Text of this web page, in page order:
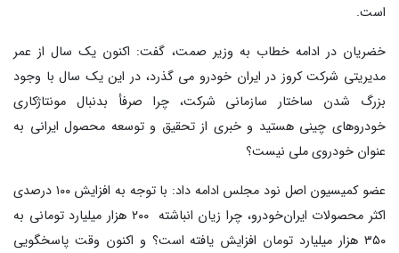
است.
خضریان در ادامه خطاب به وزیر صمت، گفت: اکنون یک سال از عمر
مدیریتی شرکت کروز در ایران خودرو می گذرد، در این یک سال با وجود
بزرگ شدن ساختار سازمانی شرکت، چرا صرفأ بدنبال مونتاژکاری
خودروهای چینی هستید و خبری از تحقیق و توسعه محصول ایرانی به
عنوان خودروی ملی نیست؟
عضو کمیسیون اصل نود مجلس ادامه داد: با توجه به افزایش ۱۰۰ درصدی
اکثر محصولات ایران‌خودرو، چرا زیان انباشته ۲۰۰ هزار میلیارد تومانی به
۳۵۰ هزار میلیارد تومان افزایش یافته است؟ و اکنون وقت پاسخگویی